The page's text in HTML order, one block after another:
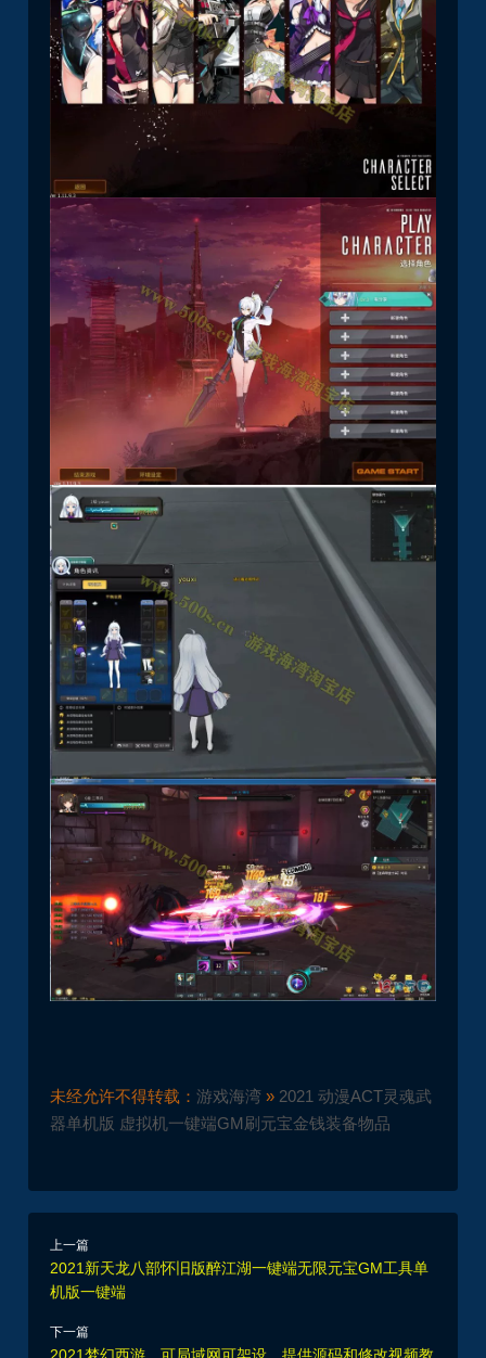
未经允许不得转载：游戏海湾 » 2021 动漫ACT灵魂武
器单机版 虚拟机一键端GM刷元宝金钱装备物品
上一篇
2021新天龙八部怀旧版醉江湖一键端无限元宝GM工具单
机版一键端
下一篇